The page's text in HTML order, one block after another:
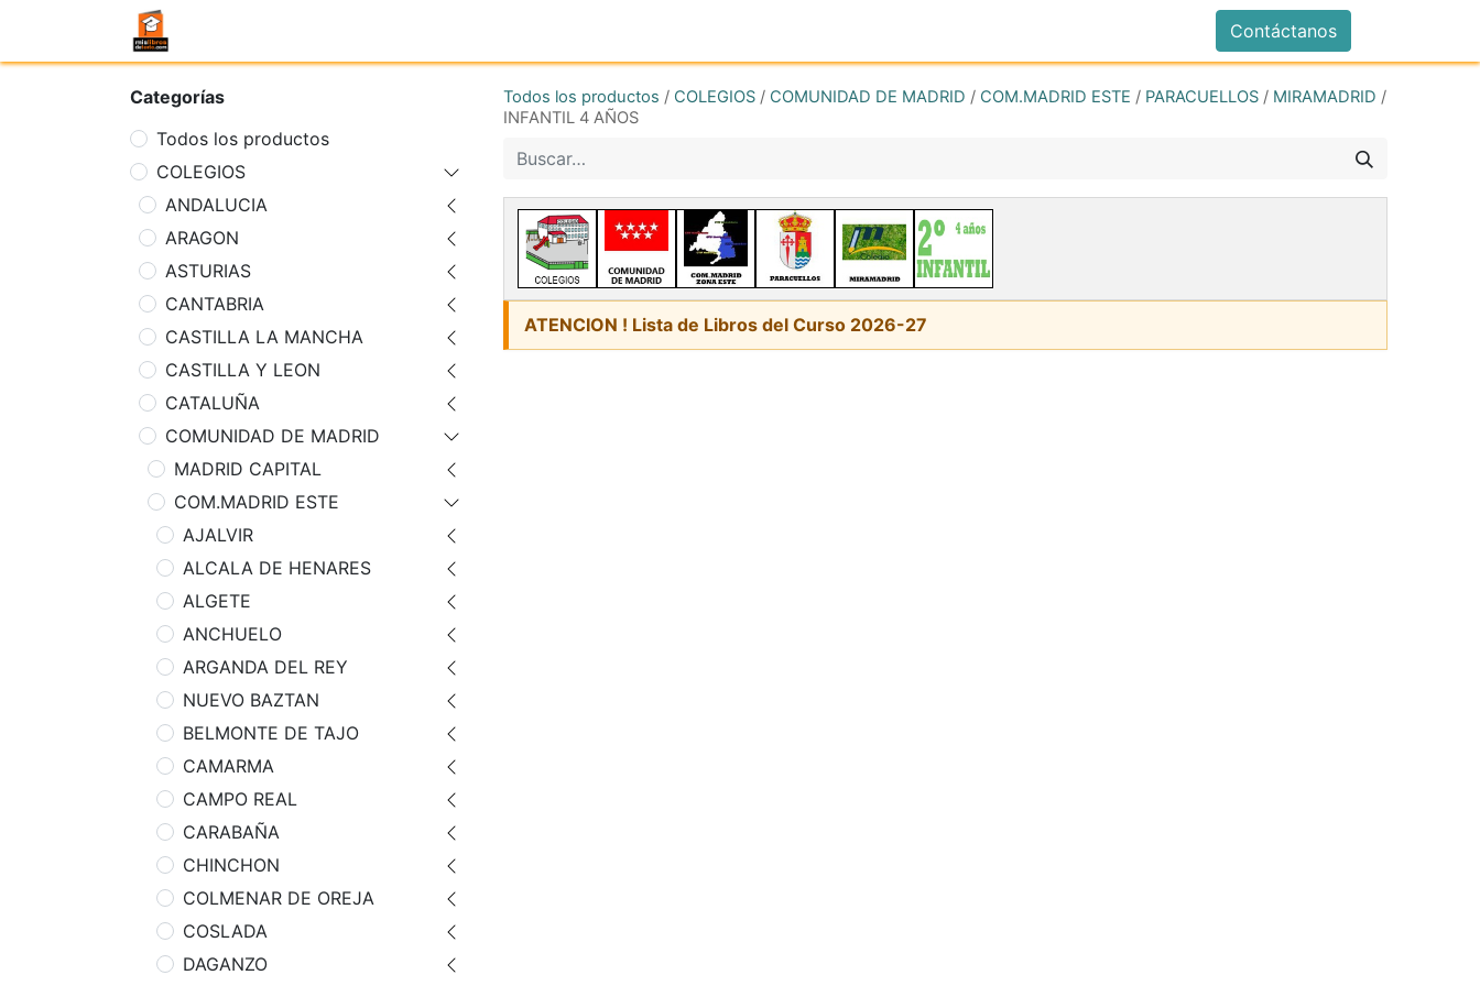
Contáctanos
Categorías
Todos los productos
COLEGIOS
ANDALUCIA
ARAGON
ASTURIAS
CANTABRIA
CASTILLA LA MANCHA
CASTILLA Y LEON
CATALUÑA
COMUNIDAD DE MADRID
MADRID CAPITAL
COM.MADRID ESTE
AJALVIR
ALCALA DE HENARES
ALGETE
ANCHUELO
ARGANDA DEL REY
NUEVO BAZTAN
BELMONTE DE TAJO
CAMARMA
CAMPO REAL
CARABAÑA
CHINCHON
COLMENAR DE OREJA
COSLADA
DAGANZO
Todos los productos / COLEGIOS / COMUNIDAD DE MADRID / COM.MADRID ESTE / PARACUELLOS / MIRAMADRID /
INFANTIL 4 AÑOS
ATENCION ! Lista de Libros del Curso 2026-27